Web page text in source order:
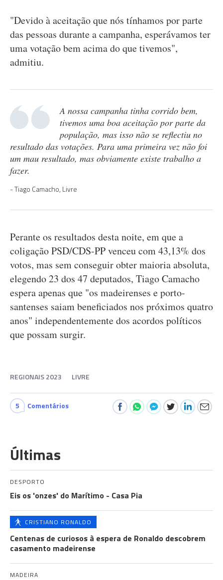
"Devido à aceitação que nós tínhamos por parte
das pessoas durante a campanha, esperávamos ter
uma votação bem acima do que tivemos",
admitiu.
A nossa campanha tinha corrido bem,
tivemos uma boa aceitação por parte da
população, mas isso não se reflectiu no
resultado das votações. Para uma primeira vez não foi
um mau resultado, mas obviamente existe trabalho a
fazer.
Tiago Camacho, Livre
Perante os resultados desta noite, em que a
coligação PSD/CDS-PP venceu com 43,13% dos
votos, mas sem conseguir obter maioria absoluta,
elegendo 23 dos 47 deputados, Tiago Camacho
espera apenas que "os madeirenses e porto-
santenses saiam beneficiados nos próximos quatro
anos" independentemente dos acordos políticos
que possam surgir.
REGIONAIS 2023 LIVRE
5 Comentários
Últimas
DESPORTO
Eis os 'onzes' do Marítimo - Casa Pia
CRISTIANO RONALDO
Centenas de curiosos à espera de Ronaldo descobrem
casamento madeirense
MADEIRA